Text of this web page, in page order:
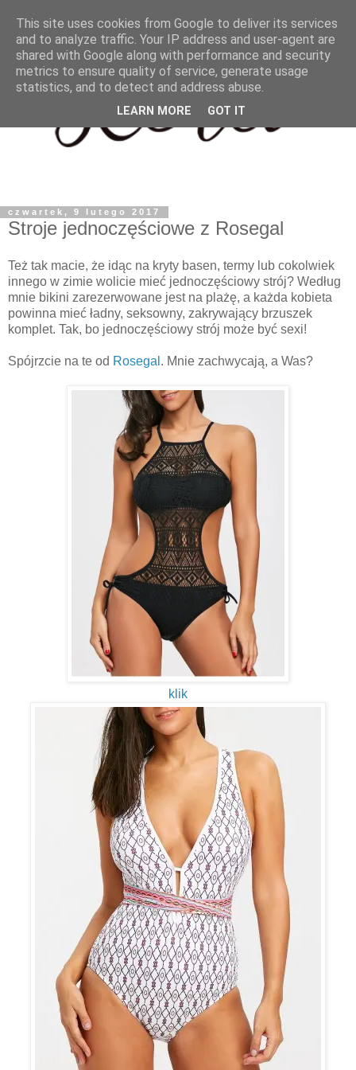
czwartek, 9 lutego 2017
Stroje jednoczęściowe z Rosegal
Też tak macie, że idąc na kryty basen, termy lub cokolwiek
innego w zimie wolicie mieć jednoczęściowy strój? Według
mnie bikini zarezerwowane jest na plażę, a każda kobieta
powinna mieć ładny, seksowny, zakrywający brzuszek
komplet. Tak, bo jednoczęściowy strój może być sexi!
Spójrzcie na te od Rosegal . Mnie zachwycają, a Was?
klik
This site uses cookies from Google to deliver its services
and to analyze traffic. Your IP address and user-agent are
shared with Google along with performance and security
metrics to ensure quality of service, generate usage
statistics, and to detect and address abuse.
LEARN MORE GOT IT